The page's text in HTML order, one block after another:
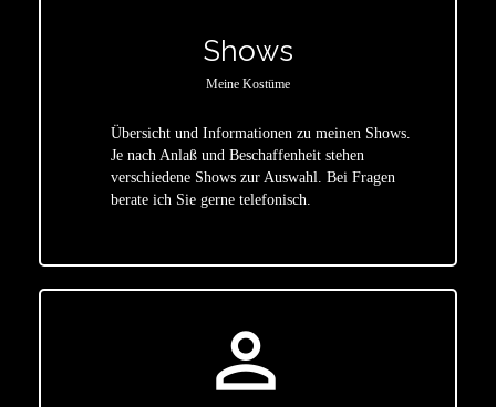
Shows
Meine Kostüme
Übersicht und Informationen zu meinen Shows.
Je nach Anlaß und Beschaffenheit stehen
verschiedene Shows zur Auswahl. Bei Fragen
berate ich Sie gerne telefonisch.
person_outline